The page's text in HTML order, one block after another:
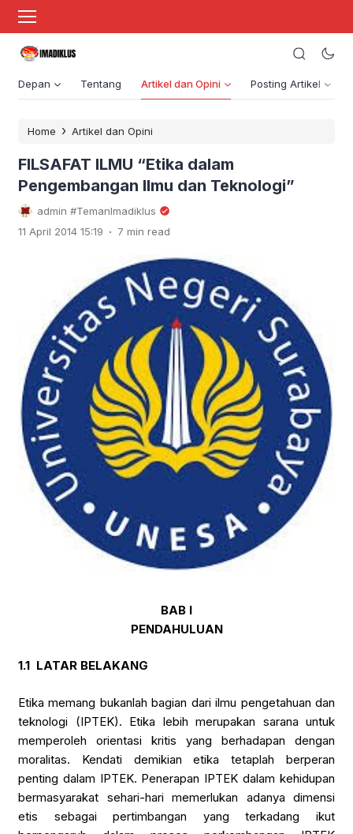
Depan Tentang Artikel dan Opini Posting Artikel
Home › Artikel dan Opini
FILSAFAT ILMU “Etika dalam
Pengembangan Ilmu dan Teknologi”
admin #TemanImadiklus
11 April 2014 15:19 . 7 min read
BAB I
PENDAHULUAN
1.1 LATAR BELAKANG
Etika memang bukanlah bagian dari ilmu pengetahuan dan
teknologi (IPTEK). Etika lebih merupakan sarana untuk
memperoleh orientasi kritis yang berhadapan dengan
moralitas. Kendati demikian etika tetaplah berperan
penting dalam IPTEK. Penerapan IPTEK dalam kehidupan
bermasyarakat sehari-hari memerlukan adanya dimensi
etis sebagai pertimbangan yang terkadang ikut